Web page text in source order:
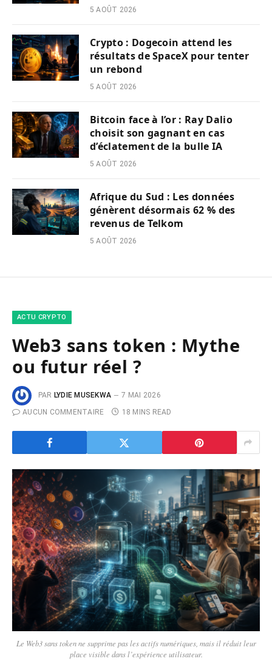
5 AOÛT 2026
Crypto : Dogecoin attend les
résultats de SpaceX pour tenter
un rebond
5 AOÛT 2026
Bitcoin face à l’or : Ray Dalio
choisit son gagnant en cas
d’éclatement de la bulle IA
5 AOÛT 2026
Afrique du Sud : Les données
génèrent désormais 62 % des
revenus de Telkom
5 AOÛT 2026
ACTU CRYPTO
Web3 sans token : Mythe
ou futur réel ?
PAR LYDIE MUSEKWA
7 MAI 2026
AUCUN COMMENTAIRE
18 MINS READ
Le Web3 sans token ne supprime pas les actifs numériques, mais il réduit leur
place visible dans l’expérience utilisateur.